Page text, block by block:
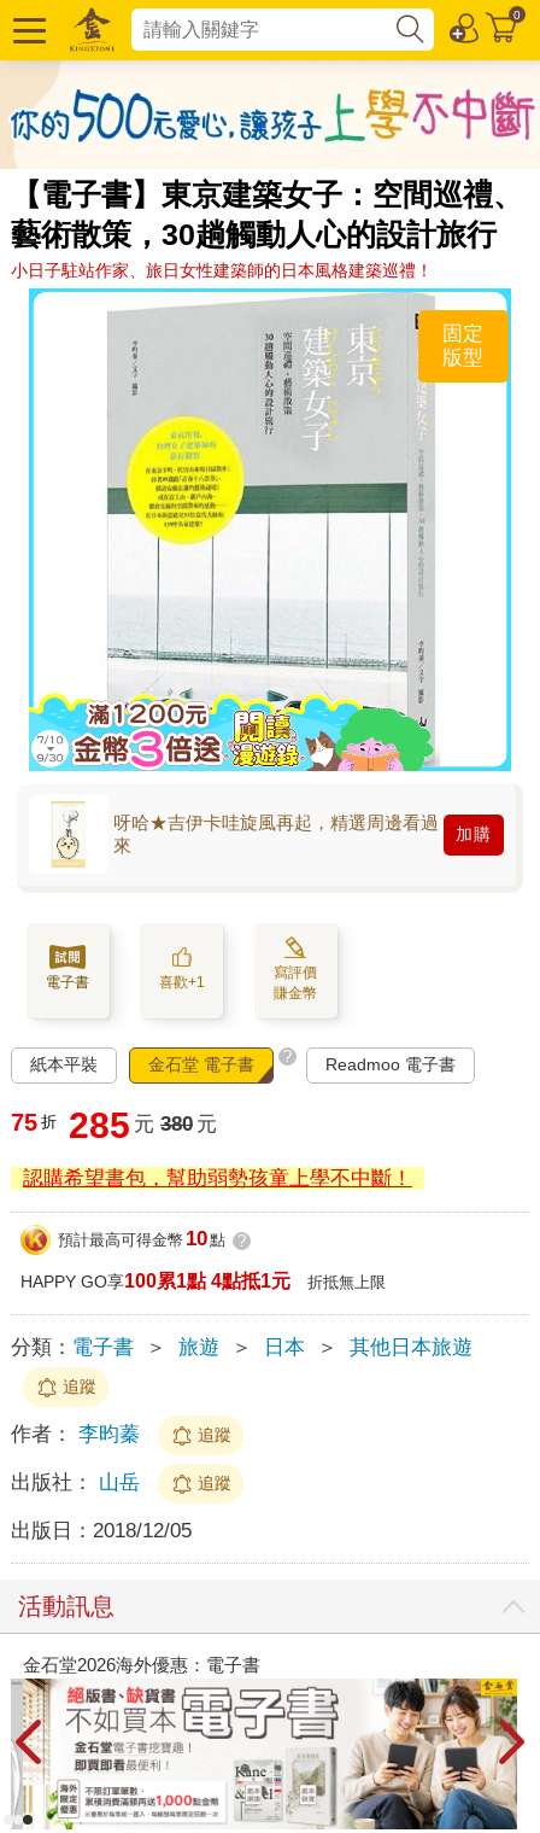
0
【電子書】東京建築女子：空間巡禮、
藝術散策，30趟觸動人心的設計旅行
小日子駐站作家、旅日女性建築師的日本風格建築巡禮！
固定
版型
呀哈★吉伊卡哇旋風再起，精選周邊看過
來
加購
電子書 喜歡+1
寫評價
賺金幣
紙本平裝 金石堂 電子書 ? Readmoo 電子書
75 折 285 元 380 元
認購希望書包，幫助弱勢孩童上學不中斷！
預計最高可得金幣 10點 ?
HAPPY GO享100累1點 4點抵1元 折抵無上限
分類： 電子書 ＞ 旅遊 ＞ 日本 ＞ 其他日本旅遊
追蹤
作者： 李昀蓁 追蹤
出版社： 山岳 追蹤
出版日： 2018/12/05
活動訊息
春光ｘ奇幻基地｜全書系展